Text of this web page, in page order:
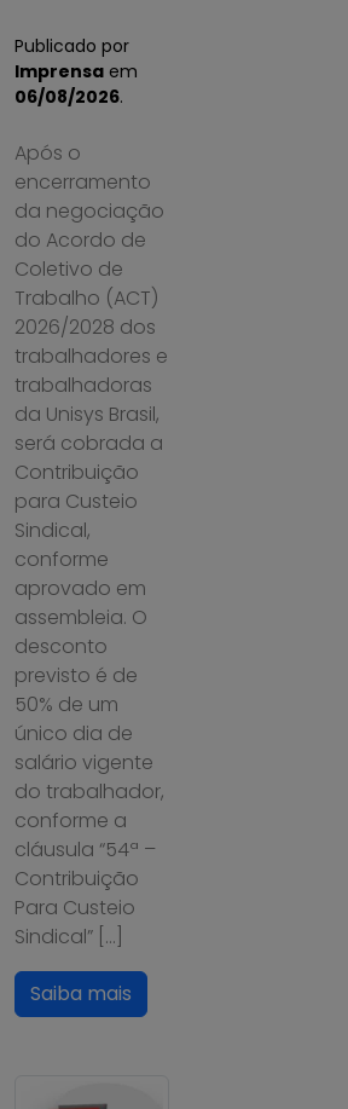
Publicado por
Imprensa em
06/08/2026.
Após o
encerramento
da negociação
do Acordo de
Coletivo de
Trabalho (ACT)
2026/2028 dos
trabalhadores e
trabalhadoras
da Unisys Brasil,
será cobrada a
Contribuição
para Custeio
Sindical,
conforme
aprovado em
assembleia. O
desconto
previsto é de
50% de um
único dia de
salário vigente
do trabalhador,
conforme a
cláusula “54ª –
Contribuição
Para Custeio
Sindical” […]
Saiba mais